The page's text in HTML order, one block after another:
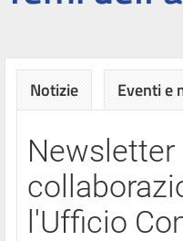
Notizie Eventi e
l'Ufficio